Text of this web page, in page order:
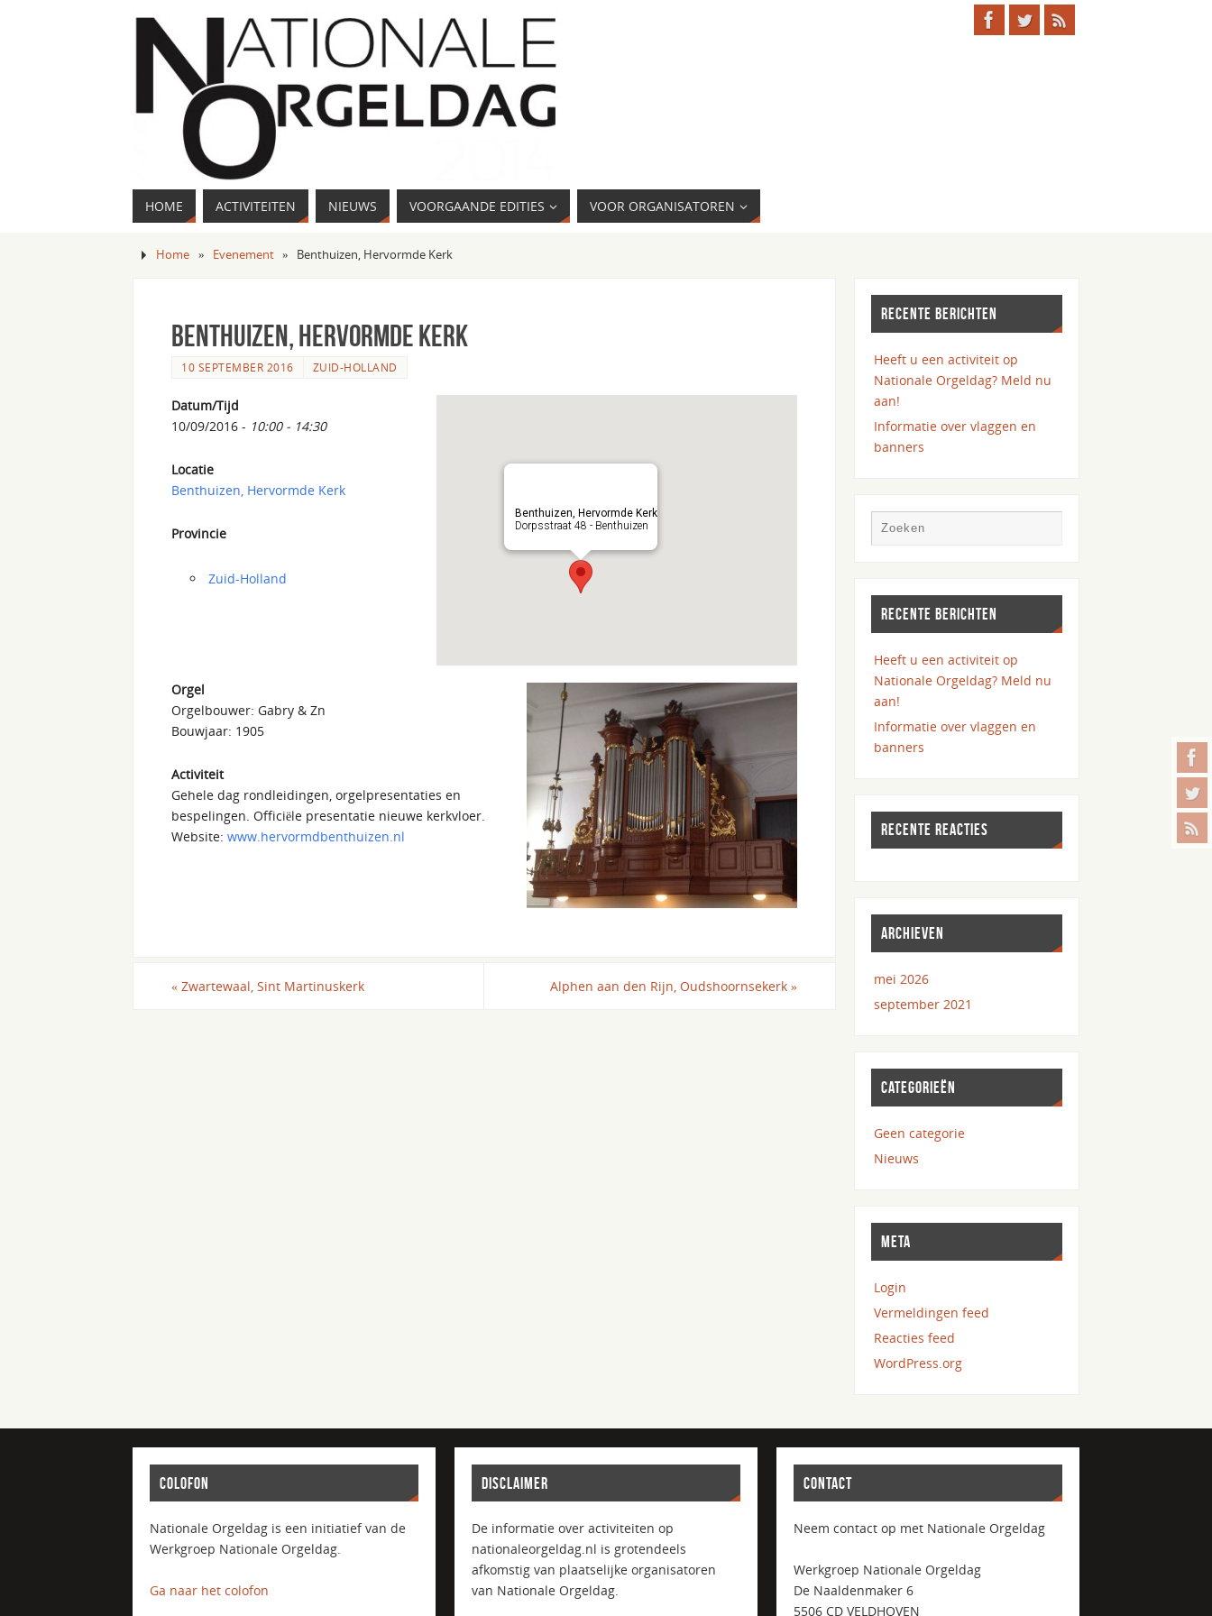
HOME ACTIVITEITEN NIEUWS VOORGAANDE EDITIES VOOR ORGANISATOREN
Home » Evenement » Benthuizen, Hervormde Kerk
Benthuizen, Hervormde Kerk
10 SEPTEMBER 2016 ZUID-HOLLAND
Benthuizen, Hervormde Kerk
Dorpsstraat 48 - Benthuizen
Datum/Tijd
10/09/2016 - 10:00 - 14:30
Locatie
Benthuizen, Hervormde Kerk
Provincie
Zuid-Holland
Orgel
Orgelbouwer: Gabry & Zn
Bouwjaar: 1905
Activiteit
Gehele dag rondleidingen, orgelpresentaties en
bespelingen. Officiële presentatie nieuwe kerkvloer.
Website: www.hervormdbenthuizen.nl
« Zwartewaal, Sint Martinuskerk Alphen aan den Rijn, Oudshoornsekerk »
RECENTE BERICHTEN
Heeft u een activiteit op
Nationale Orgeldag? Meld nu
aan!
Informatie over vlaggen en
banners
RECENTE BERICHTEN
Heeft u een activiteit op
Nationale Orgeldag? Meld nu
aan!
Informatie over vlaggen en
banners
RECENTE REACTIES
ARCHIEVEN
mei 2026
september 2021
CATEGORIEËN
Geen categorie
Nieuws
META
Login
Vermeldingen feed
Reacties feed
WordPress.org
COLOFON
Nationale Orgeldag is een initiatief van de
Werkgroep Nationale Orgeldag.
Ga naar het colofon
DISCLAIMER
De informatie over activiteiten op
nationaleorgeldag.nl is grotendeels
afkomstig van plaatselijke organisatoren
van Nationale Orgeldag.
CONTACT
Neem contact op met Nationale Orgeldag
Werkgroep Nationale Orgeldag
De Naaldenmaker 6
5506 CD VELDHOVEN